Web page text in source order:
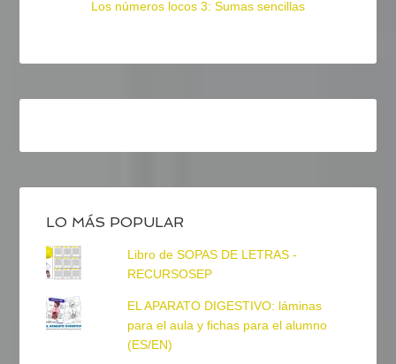
Los números locos 3: Sumas sencillas
LO MÁS POPULAR
Libro de SOPAS DE LETRAS -
RECURSOSEP
EL APARATO DIGESTIVO: láminas
para el aula y fichas para el alumno
(ES/EN)